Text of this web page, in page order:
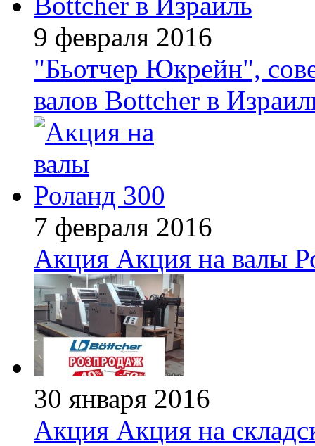
9 февраля 2016
"Бьотчер Юкрейн",
валов Bottcher в
7 февраля 2016
Акция Акция на валы
30 января 2016
Акция Акция на